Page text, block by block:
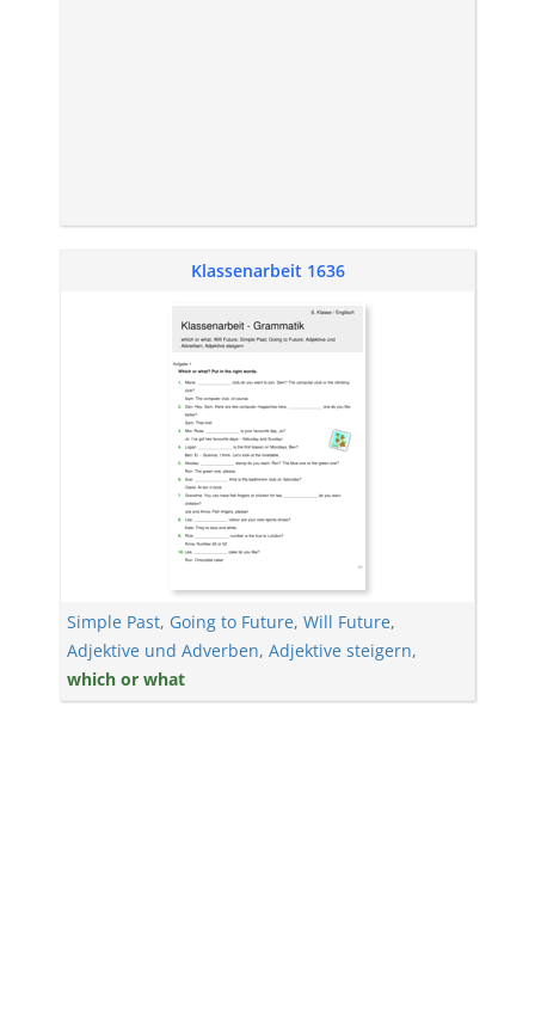
Klassenarbeit 1636
Simple Past, Going to Future, Will Future,
Adjektive und Adverben, Adjektive steigern,
which or what